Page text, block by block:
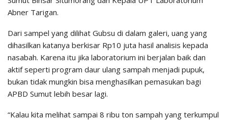
Abner Tarigan.
Dari sampel yang dilihat Gubsu di dalam galeri, uang yang
dihasilkan katanya berkisar Rp10 juta hasil analisis kepada
nasabah. Karena itu jika laboratorium ini berjalan baik dan
aktif seperti program daur ulang sampah menjadi pupuk,
bukan tidak mungkin bisa menghasilkan pemasukan bagi
APBD Sumut lebih besar lagi.
“Kalau kita melihat sampai 8 ribu ton sampah yang terkumpul